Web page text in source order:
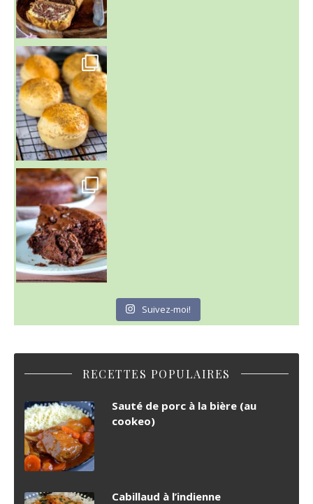
~ BUNS MAISON ~
Un peu de boulange par ici au
~ GÂTEAU FONDANT CHOCO NOISETTE ~
C'est lundi
Suivez-moi!
RECETTES POPULAIRES
Sauté de porc à la bière (au
cookeo)
Cabillaud à l’indienne